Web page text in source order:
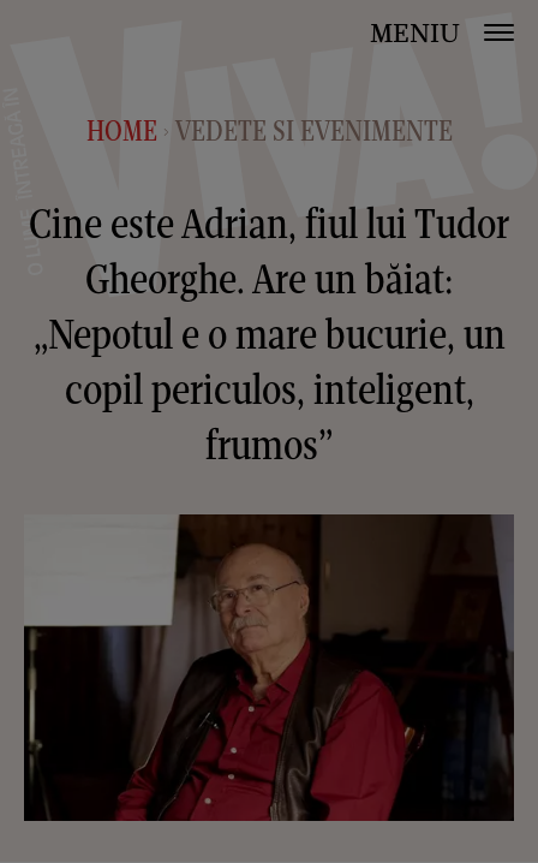
MENIU
HOME > VEDETE SI EVENIMENTE
Cine este Adrian, fiul lui Tudor
Gheorghe. Are un băiat:
„Nepotul e o mare bucurie, un
copil periculos, inteligent,
frumos”